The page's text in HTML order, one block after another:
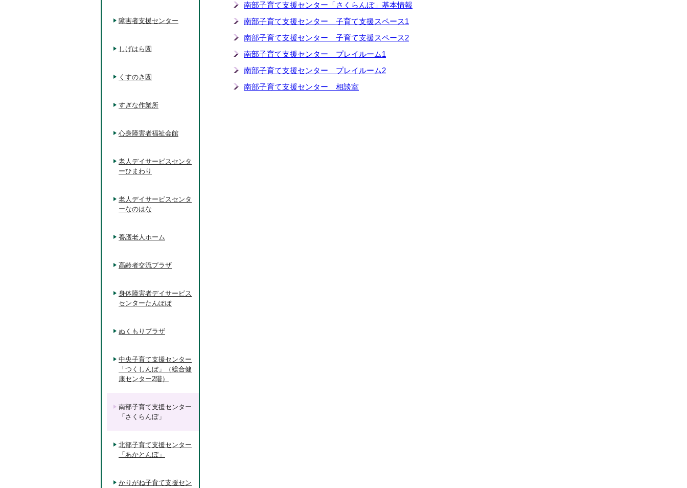
南部子育て支援センター「さくらんぼ」基本情報
南部子育て支援センター 子育て支援スペース1
南部子育て支援センター 子育て支援スペース2
南部子育て支援センター プレイルーム1
南部子育て支援センター プレイルーム2
南部子育て支援センター 相談室
障害者支援センター
しげはら園
くすのき園
すぎな作業所
心身障害者福祉会館
老人デイサービスセンタ
ーひまわり
老人デイサービスセンタ
ーなのはな
養護老人ホーム
高齢者交流プラザ
身体障害者デイサービス
センターたんぽぽ
ぬくもりプラザ
中央子育て支援センター
「つくしんぼ」（総合健
康センター2階）
南部子育て支援センター
「さくらんぼ」
北部子育て支援センター
「あかとんぼ」
かりがね子育て支援セン